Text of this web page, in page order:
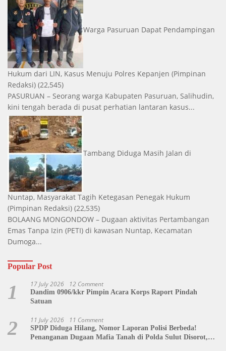
Warga Pasuruan Dapat Pendampingan
Hukum dari LIN, Kasus Menuju Polres Kepanjen (Pimpinan
Redaksi) (22,545)
PASURUAN – Seorang warga Kabupaten Pasuruan, Salihudin,
kini tengah berada di pusat perhatian lantaran kasus...
Tambang Diduga Masih Jalan di
Nuntap, Masyarakat Tagih Ketegasan Penegak Hukum
(Pimpinan Redaksi) (22,535)
BOLAANG MONGONDOW – Dugaan aktivitas Pertambangan
Emas Tanpa Izin (PETI) di kawasan Nuntap, Kecamatan
Dumoga...
Popular Post
1 17 July 2026 12 Comment
Dandim 0906/kkr Pimpin Acara Korps Raport Pindah
Satuan
2 11 July 2026 11 Comment
SPDP Diduga Hilang, Nomor Laporan Polisi Berbeda!
Penanganan Dugaan Mafia Tanah di Polda Sulut Disorot,